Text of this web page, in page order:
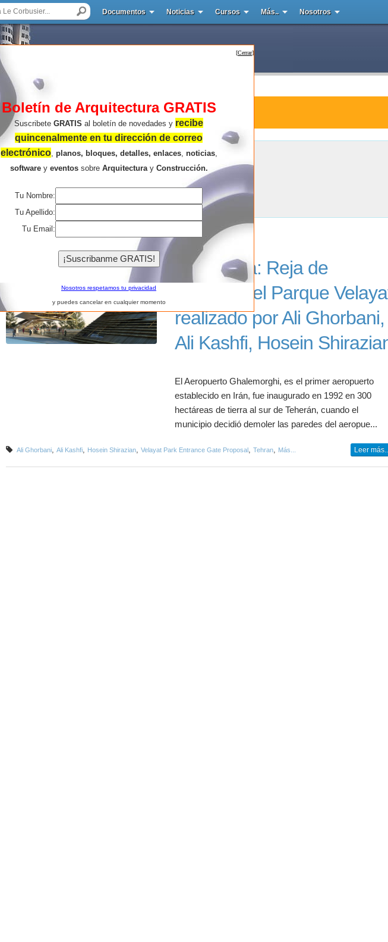
Documentos Noticias Cursos Más.. Nosotros
Noticias de Arquitectura : Ali Kashfi
Ali Kashfi
Resultados de la búsqueda .
Propuesta: Reja de
Entrada del Parque
realizado por Ali Ghorbani,
Ali Kashfi, Hosein
El Aeropuerto Ghalemorghi, es el primer aeropuerto
establecido en Irán, fue inaugurado en 1992 en 300
hectáreas de tierra al sur de Teherán, cuando el
municipio decidió demoler las paredes del aeropue...
Ali Ghorbani, Ali Kashfi, Hosein Shirazian, Velayat Park Entrance Gate Proposal, Tehran, Más... Leer
[Cerrar]
Boletín de Arquitectura GRATIS
Suscribete GRATIS al boletín de novedades y recibe
quincenalmente en tu dirección de correo
electrónico, planos, bloques, detalles, enlaces, noticias,
softwarey eventossobre Arquitecturay Construcción.
Tu Nombre:
Tu Apellido:
Tu Email:
Nosotros respetamos tu privacidad
y puedes cancelar en cualquier momento